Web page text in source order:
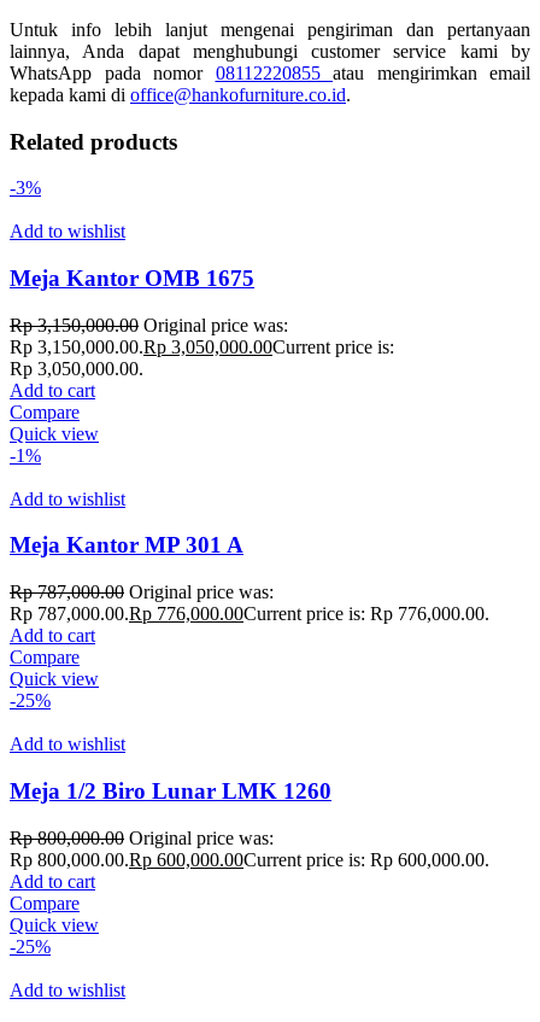
Untuk info lebih lanjut mengenai pengiriman dan pertanyaan
lainnya, Anda dapat menghubungi customer service kami by
WhatsApp pada nomor 08112220855 atau mengirimkan email
kepada kami di office@hankofurniture.co.id.
Related products
-3%
Add to wishlist
Meja Kantor OMB 1675
Rp3,150,000.00 Original price was:
Rp 3,150,000.00.Rp 3,050,000.00Current price is:
Rp 3,050,000.00.
Add to cart
Compare
Quick view
-1%
Add to wishlist
Meja Kantor MP 301 A
Rp787,000.00 Original price was:
Rp 787,000.00.Rp 776,000.00Current price is: Rp 776,000.00.
Add to cart
Compare
Quick view
-25%
Add to wishlist
Meja 1/2 Biro Lunar LMK 1260
Rp800,000.00 Original price was:
Rp 800,000.00.Rp 600,000.00Current price is: Rp 600,000.00.
Add to cart
Compare
Quick view
-25%
Add to wishlist